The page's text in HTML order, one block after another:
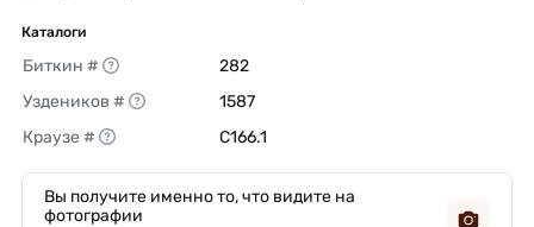
Каталоги
Биткин #
282
Уздеников #
1587
Краузе #
C166.1
Вы получите именно то, что видите на
фотографии